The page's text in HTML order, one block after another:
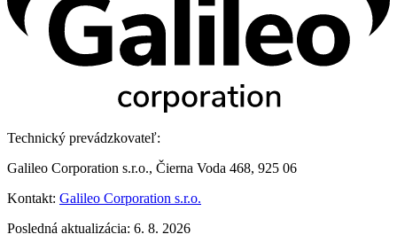
Technický prevádzkovateľ:
Galileo Corporation s.r.o., Čierna Voda 468, 925 06
Kontakt: Galileo Corporation s.r.o.
Posledná aktualizácia: 6. 8. 2026